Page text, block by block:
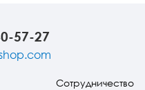
57-27
Сотрудничество